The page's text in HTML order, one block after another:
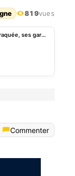
819vues
Afrique du Sud: une ministre braquée, ses gardes du corps dépouillés de leurs armes
Commenter